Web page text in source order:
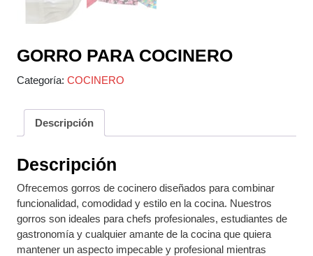
GORRO PARA COCINERO
Categoría: COCINERO
Descripción
Descripción
Ofrecemos gorros de cocinero diseñados para combinar
funcionalidad, comodidad y estilo en la cocina. Nuestros
gorros son ideales para chefs profesionales, estudiantes de
gastronomía y cualquier amante de la cocina que quiera
mantener un aspecto impecable y profesional mientras